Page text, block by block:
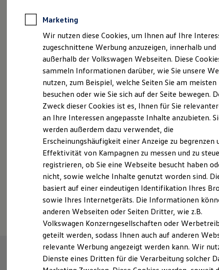
Anpfiff zum Gewinn
Elektroautos
ID. Tutorials
Elektrofahrzeugkonzepte
Reichweite
Reichweite der ID. Modelle
Reichweite im Winter
Laden
Laden unterwegs
Laden Zuhause
Ladezeitensimulator
Batterie
Sicherheit
Garantie und Lebensdauer
Nachhaltigkeit
Technologie
Kosten und Kauf
Verbrauchskosten
Kaufoptionen
E-Auto-Förderung
Software und Konnektivität
Die ID. Software 6
ID. Software Versionen und Updates
Digitale Extras
Schnittstellen zu Ihrem ID.
Probefahrt vereinbaren
Fahrzeugangebot anfordern
Serviceanfrage stellen
Marketing
Wir nutzen diese Cookies, um Ihnen auf Ihre
zugeschnittene Werbung anzuzeigen, innerhalb und
außerhalb der Volkswagen Webseiten. Diese
sammeln Informationen darüber, wie Sie unsere
nutzen, zum Beispiel, welche Seiten Sie am meisten
besuchen oder wie Sie sich auf der Seite bewegen.
Zweck dieser Cookies ist es, Ihnen für Sie
an Ihre Interessen angepasste Inhalte anzubieten.
werden außerdem dazu verwendet, die
Erscheinungshäufigkeit einer Anzeige zu begrenzen
Effektivität von Kampagnen zu messen und zu
registrieren, ob Sie eine Webseite besucht haben
nicht, sowie welche Inhalte genutzt worden sind.
basiert auf einer eindeutigen Identifikation Ihres
sowie Ihres Internetgeräts. Die Informationen
anderen Webseiten oder Seiten Dritter, wie z.B.
Volkswagen Konzerngesellschaften oder
geteilt werden, sodass Ihnen auch auf anderen
relevante Werbung angezeigt werden kann. Wir
Dienste eines Dritten für die Verarbeitung solcher